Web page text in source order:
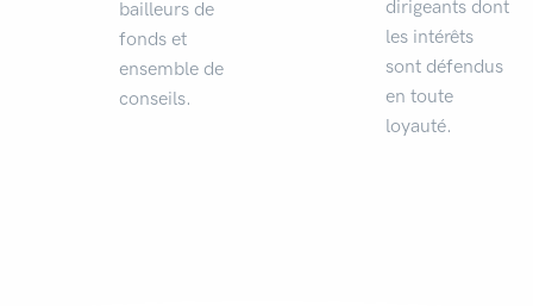
bailleurs de
fonds et
ensemble de
conseils.
dirigeants dont
les intérêts
sont défendus
en toute
loyauté.